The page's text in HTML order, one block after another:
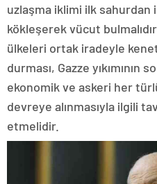
uzlaşma iklimi ilk
kökleşerek vücut
ülkeleri ortak iradeyle
durması, Gazze yıkımının
ekonomik ve askeri her
devreye alınmasıyla ilgili
etmelidir.